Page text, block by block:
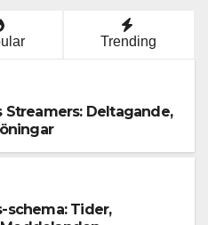
Trending
Streamers: Deltagande,
schema: Tider,